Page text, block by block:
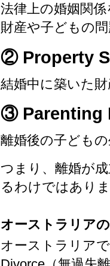
法律上の婚姻関
財産や子どもの
② Property
結婚中に築いた
③ Parenting
離婚後の子ども
つまり、離婚が
るわけではあり
オーストラリア
オーストラリア